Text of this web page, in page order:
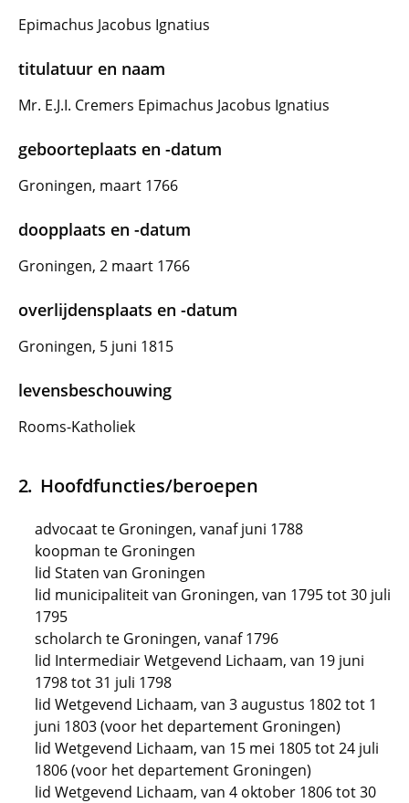
Epimachus Jacobus Ignatius
titulatuur en naam
Mr. E.J.I. Cremers Epimachus Jacobus Ignatius
geboorteplaats en -datum
Groningen, maart 1766
doopplaats en -datum
Groningen, 2 maart 1766
overlijdensplaats en -datum
Groningen, 5 juni 1815
levensbeschouwing
Rooms-Katholiek
Hoofdfuncties/beroepen
advocaat te Groningen, vanaf juni 1788
koopman te Groningen
lid Staten van Groningen
lid municipaliteit van Groningen, van 1795 tot 30 juli
1795
scholarch te Groningen, vanaf 1796
lid Intermediair Wetgevend Lichaam, van 19 juni
1798 tot 31 juli 1798
lid Wetgevend Lichaam, van 3 augustus 1802 tot 1
juni 1803 (voor het departement Groningen)
lid Wetgevend Lichaam, van 15 mei 1805 tot 24 juli
1806 (voor het departement Groningen)
lid Wetgevend Lichaam, van 4 oktober 1806 tot 30